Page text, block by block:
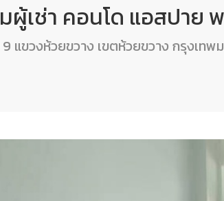
เช่า คอนโด แอสปาย
แขวงห้วยขวาง เขตห้วยขวาง กรุงเทพ